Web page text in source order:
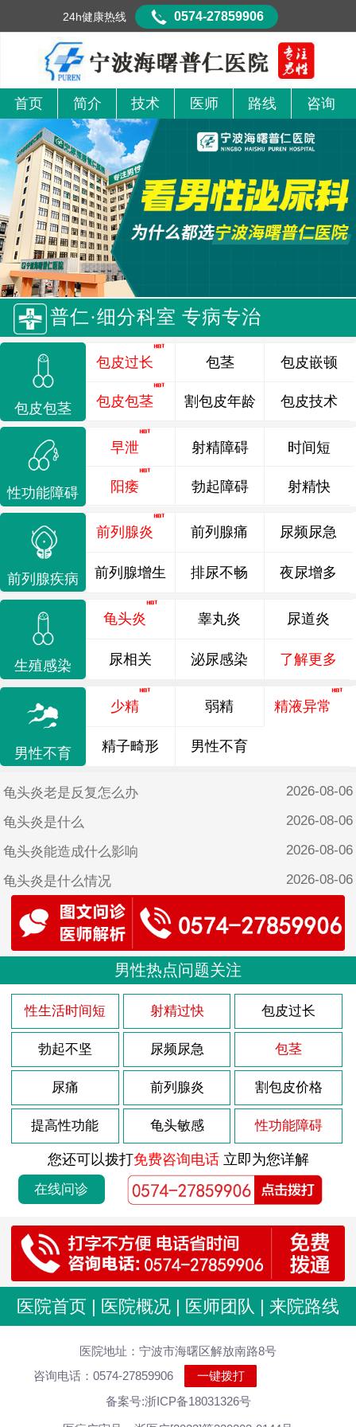
首页 简介 技术 医师 路线 咨询
普仁·细分科室 专病专治
包皮包茎
包皮过长
包皮包茎
包茎
割包皮年龄
包皮嵌顿
包皮技术
性功能障碍
早泄
阳痿
射精障碍
勃起障碍
时间短
射精快
前列腺疾病
前列腺炎 前列腺痛 尿频尿急
前列腺增生 排尿不畅 夜尿增多
生殖感染
龟头炎 睾丸炎 尿道炎
尿相关 泌尿感染 了解更多
男性不育
少精 弱精 精液异常
精子畸形 男性不育
龟头炎老是反复怎么办 2026-08-06
龟头炎是什么 2026-08-06
龟头炎能造成什么影响 2026-08-06
龟头炎是什么情况 2026-08-06
龟头炎是什么表现
前列腺炎的病因知识 2026-08-03
前列腺炎的病因有什么
尿道炎什么引起的男性症状 2026-08-02
男性尿道炎是怎么引起的要注意什么饮食 2026-08-02
白领男性尿道炎要当心 2026-08-02
尿道炎症严重吗 2026-08-02
尿道炎什么办法好得快 2026-08-02
男性包皮过长的原因 2026-07-24
包皮过长会有影响吗 2026-07-24
包皮过长会影响生育吗 2026-07-24
包皮过长容易造成哪些危害 2026-07-24
包皮过长会对男性带来哪些危害 2026-07-24
前列腺增生常见表现
如何及时发现自己患有前列腺增生
患前列腺增生临床表现
前列腺增生有影响吗
男性热点问题关注
性生活时间短 射精过快 包皮过长
勃起不坚 尿频尿急 包茎
尿痛 前列腺炎 割包皮价格
提高性功能 龟头敏感 性功能障碍
您还可以拨打免费咨询电话立即为您详解
在线问诊
医院首页 | 医院概况 | 医师团队 | 来院路线
医院地址：宁波市海曙区解放南路8号
咨询电话：0574-27859906
一键拨打
备案号:浙ICP备18031326号
24h健康热线 0574-27859906